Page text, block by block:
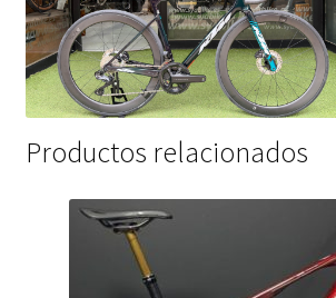
Productos relacionados